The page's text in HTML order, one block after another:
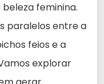
feminina.
paralelos entre a
feios e a
explorar